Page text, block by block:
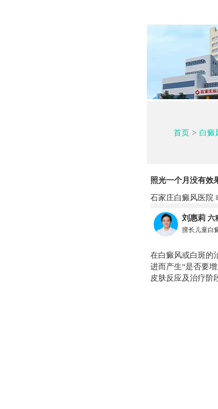
首页> 白癜
照光一个月没有效
石家庄白癜风医院
刘惠莉 六
擅长儿童白
在白癜风或白斑的
进而产生“是否要
皮肤反应及治疗阶